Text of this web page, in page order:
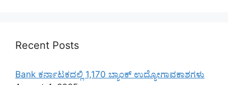
Recent Posts
Bank ಕರ್ನಾಟಕದಲ್ಲಿ 1,170 ಬ್ಯಾಂಕ್ ಉದ್ಯೋಗಾವಕಾಶಗಳು